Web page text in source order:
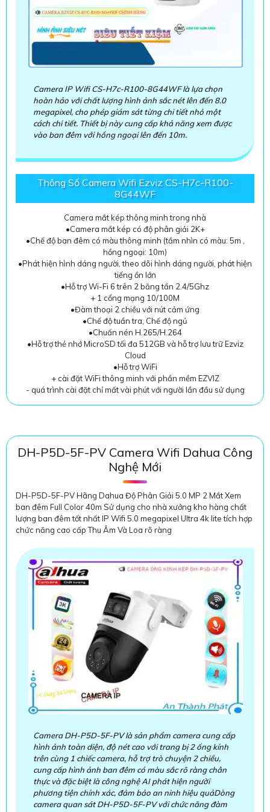
tốt cùng dịch vụ tư vấn – lắp đặt chuyên nghiệp giúp bạn sở
hữu hệ thống camera wifi tối ưu phù hợp cho gia đình, văn
phòng, cửa hàng hay doanh nghiệp vừa và nhỏ.
Camera IP Wifi CS-H7c-R100-8G44WF là lựa chọn
hoàn hảo với chất lượng hình ảnh sắc nét lên đến 8.0
megapixel, cho phép giám sát từng chi tiết nhỏ một
cách chi tiết. Thiết bị này cung cấp khả năng xem được
vào ban đêm với hồng ngoại lên đến 10m.
Thông Số Camera Wifi Ezviz CS-H7c-R100-
8G44WF
Camera mắt kép thông minh trong nhà
•Camera mắt kép có độ phân giải 2K+
•Chế độ ban đêm có màu thông minh (tầm nhìn có màu: 5m ,
hồng ngoại: 10m)
•Phát hiện hình dáng người, theo dõi hình dáng người, phát hiện
tiếng ồn lớn
•Hỗ trợ Wi-Fi 6 trên 2 băng tần 2.4/5Ghz
+ 1 cổng mạng 10/100M
•Đàm thoại 2 chiều với nút cảm ứng
•Chế độ tuần tra, Chế độ ngủ
•Chuấn nén H.265/H.264
•Hỗ trợ thẻ nhớ MicroSD tối đa 512GB và hỗ trợ lưu trữ Ezviz
Cloud
•Hỗ trợ WiFi
+ cài đặt WiFi thông minh với phần mềm EZVIZ
- quá trình cài đặt chỉ mất vài phút với người lần đầu sử dụng
DH-P5D-5F-PV Camera Wifi Dahua Công
Nghệ Mới
DH-P5D-5F-PV Hãng Dahua Độ Phân Giải 5.0 MP 2 Mắt Xem
ban đêm Full Color 40m Sử dụng cho nhà xưởng kho hàng chất
lượng ban đêm tốt nhất IP Wifi 5.0 megapixel Ultra 4k lite tích hợp
chức năng cao cấp Thu Âm Và Loa rõ ràng
Camera DH-P5D-5F-PV là sản phẩm camera cung cấp
hình ảnh toàn diện, độ nét cao với trang bị 2 ống kính
trên cùng 1 chiếc camera, hỗ trợ trò chuyện 2 chiều,
cung cấp hình ảnh ban đêm có màu sắc rõ ràng chân
thực và đặc biệt là công nghệ AI phát hiện người
phương tiện chính xác, đảm bảo an ninh hiệu quảDòng
camera quan sát DH-P5D-5F-PV với chức năng đàm